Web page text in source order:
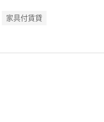
家具付賃貸